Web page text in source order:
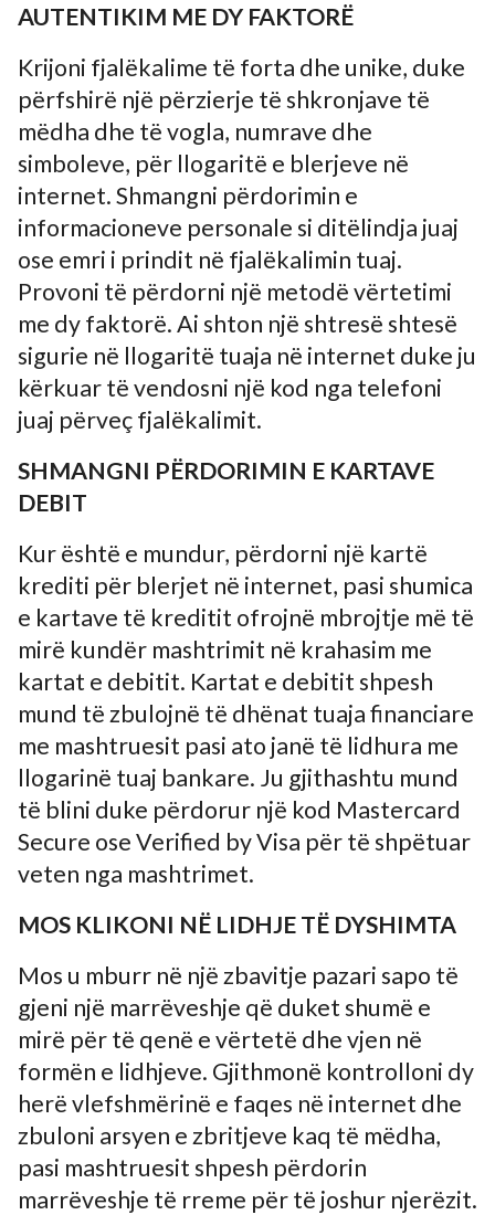
AUTENTIKIM ME DY FAKTORË
Krijoni fjalëkalime të forta dhe unike, duke
përfshirë një përzierje të shkronjave të
mëdha dhe të vogla, numrave dhe
simboleve, për llogaritë e blerjeve në
internet. Shmangni përdorimin e
informacioneve personale si ditëlindja juaj
ose emri i prindit në fjalëkalimin tuaj.
Provoni të përdorni një metodë vërtetimi
me dy faktorë. Ai shton një shtresë shtesë
sigurie në llogaritë tuaja në internet duke ju
kërkuar të vendosni një kod nga telefoni
juaj përveç fjalëkalimit.
SHMANGNI PËRDORIMIN E KARTAVE
DEBIT
Kur është e mundur, përdorni një kartë
krediti për blerjet në internet, pasi shumica
e kartave të kreditit ofrojnë mbrojtje më të
mirë kundër mashtrimit në krahasim me
kartat e debitit. Kartat e debitit shpesh
mund të zbulojnë të dhënat tuaja financiare
me mashtruesit pasi ato janë të lidhura me
llogarinë tuaj bankare. Ju gjithashtu mund
të blini duke përdorur një kod Mastercard
Secure ose Verified by Visa për të shpëtuar
veten nga mashtrimet.
MOS KLIKONI NË LIDHJE TË DYSHIMTA
Mos u mburr në një zbavitje pazari sapo të
gjeni një marrëveshje që duket shumë e
mirë për të qenë e vërtetë dhe vjen në
formën e lidhjeve. Gjithmonë kontrolloni dy
herë vlefshmërinë e faqes në internet dhe
zbuloni arsyen e zbritjeve kaq të mëdha,
pasi mashtruesit shpesh përdorin
marrëveshje të rreme për të joshur njerëzit.